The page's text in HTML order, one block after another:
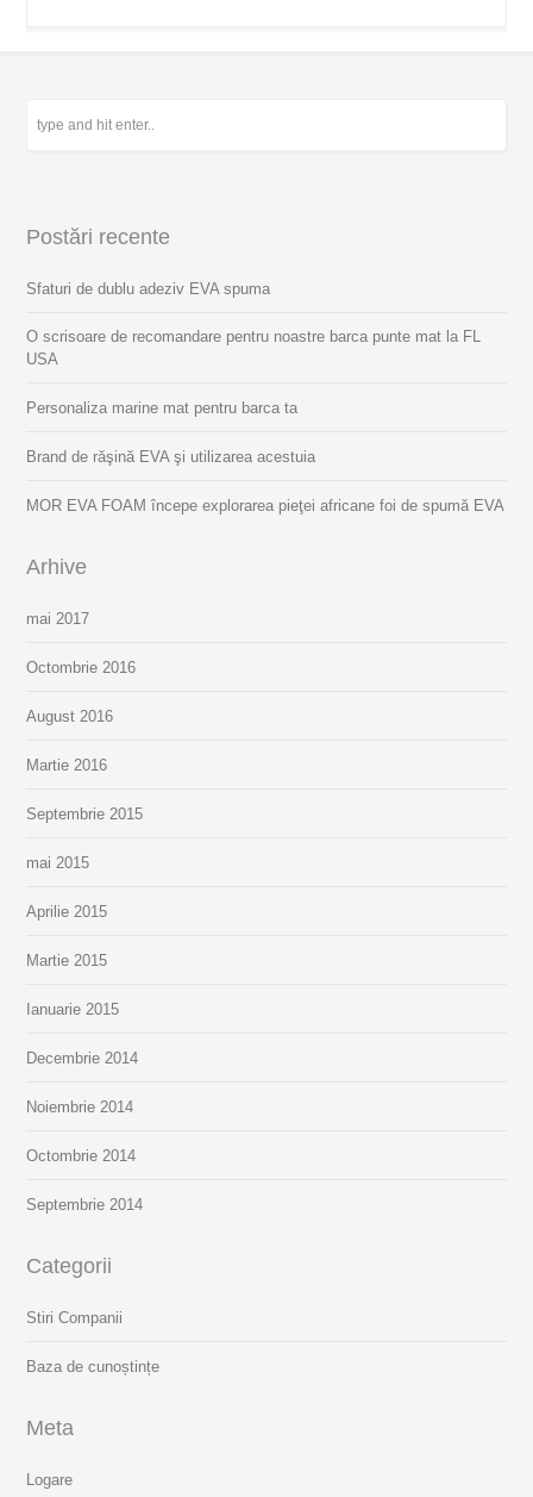
Postări recente
Sfaturi de dublu adeziv EVA spuma
O scrisoare de recomandare pentru noastre barca punte mat la FL
USA
Personaliza marine mat pentru barca ta
Brand de răşină EVA şi utilizarea acestuia
MOR EVA FOAM începe explorarea pieţei africane foi de spumă EVA
Arhive
mai 2017
Octombrie 2016
August 2016
Martie 2016
Septembrie 2015
mai 2015
Aprilie 2015
Martie 2015
Ianuarie 2015
Decembrie 2014
Noiembrie 2014
Octombrie 2014
Septembrie 2014
Categorii
Stiri Companii
Baza de cunoștințe
Meta
Logare